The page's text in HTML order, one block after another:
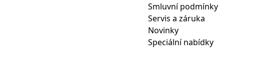
Smluvní podmínky
Servis a záruka
Novinky
Speciální nabídky